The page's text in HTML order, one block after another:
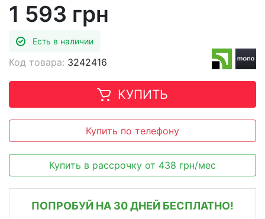
1 593 грн
Есть в наличии
Код товара: 3242416
КУПИТЬ
Купить по телефону
Купить в рассрочку от 438 грн/мес
ПОПРОБУЙ НА 30 ДНЕЙ БЕСПЛАТНО!